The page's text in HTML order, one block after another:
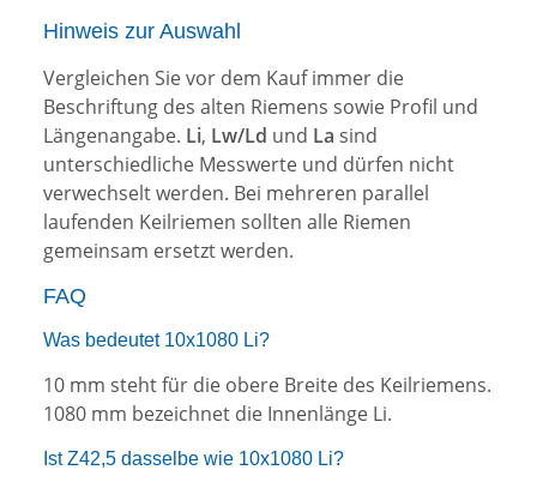
Hinweis zur Auswahl
Vergleichen Sie vor dem Kauf immer die
Beschriftung des alten Riemens sowie Profil und
Längenangabe. Li, Lw/Ld und La sind
unterschiedliche Messwerte und dürfen nicht
verwechselt werden. Bei mehreren parallel
laufenden Keilriemen sollten alle Riemen
gemeinsam ersetzt werden.
FAQ
Was bedeutet 10x1080 Li?
10 mm steht für die obere Breite des Keilriemens.
1080 mm bezeichnet die Innenlänge Li.
Ist Z42,5 dasselbe wie 10x1080 Li?